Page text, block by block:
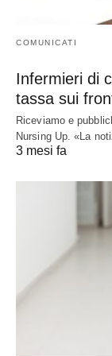
COMUNICATI
Infermieri di
tassa sui
Riceviamo e
Nursing Up. «La
3 mesi fa